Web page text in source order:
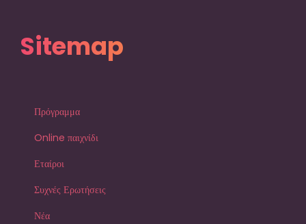
Sitemap
Πρόγραμμα
Online παιχνίδι
Εταίροι
Συχνές Ερωτήσεις
Νέα